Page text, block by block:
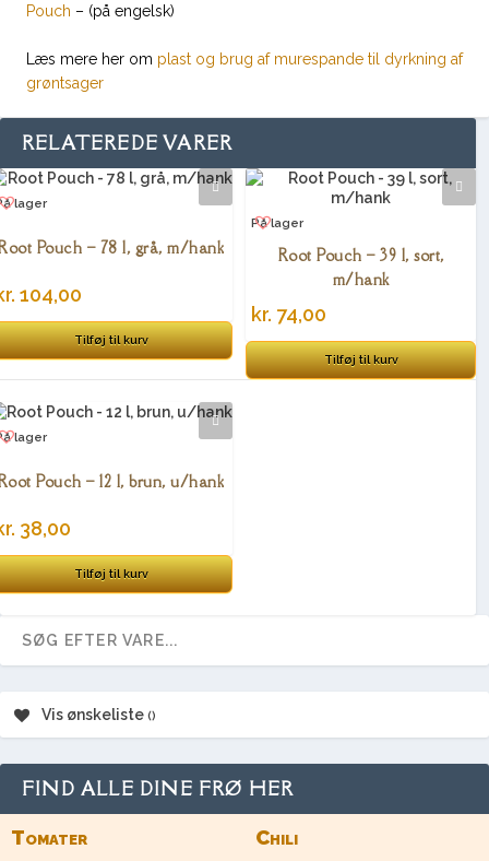
Pouch – (på engelsk)
Læs mere her om plast og brug af murespande til dyrkning af
grøntsager
RELATEREDE VARER
lager
Pouch – 78 l, grå, m/hank
104,00
Tilføj til kurv
På lager
Root Pouch – 39 l, sort,
m/hank
kr. 74,00
Tilføj til kurv
lager
Pouch – 12 l, brun, u/hank
38,00
Tilføj til kurv
Vis ønskeliste
FIND ALLE DINE FRØ HER
Tomater Chili